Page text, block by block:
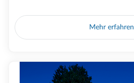
Mehr erfahren